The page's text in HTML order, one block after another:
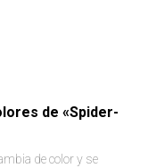
de «Spider-
de color y se